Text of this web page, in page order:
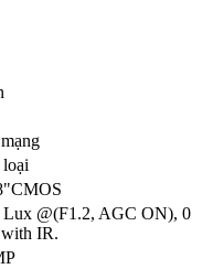
Lux @(F1.2, AGC ON), 0
IR.